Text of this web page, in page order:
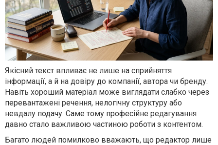
Якісний текст впливає не лише на сприйняття
інформації, а й на довіру до компанії, автора чи бренду.
Навіть хороший матеріал може виглядати слабко через
перевантажені речення, нелогічну структуру або
невдалу подачу. Саме тому професійне редагування
давно стало важливою частиною роботи з контентом.
Багато людей помилково вважають, що редактор лише